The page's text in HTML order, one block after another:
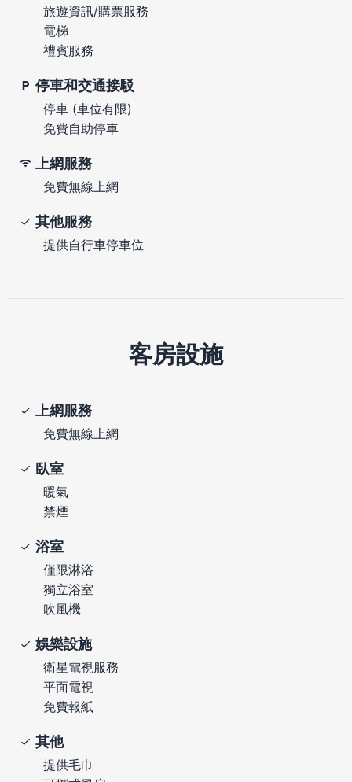
旅遊資訊/購票服務
電梯
禮賓服務
停車和交通接駁
停車 (車位有限)
免費自助停車
上網服務
免費無線上網
其他服務
提供自行車停車位
客房設施
上網服務
免費無線上網
臥室
暖氣
禁煙
浴室
僅限淋浴
獨立浴室
吹風機
娛樂設施
衛星電視服務
平面電視
免費報紙
其他
提供毛巾